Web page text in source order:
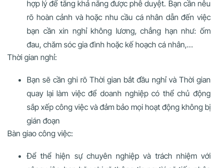
hợp lý để tăng khả năng được phê duyệt. Bạn cần nêu
rõ hoàn cảnh và hoặc nhu cầu cá nhân dẫn đến việc
bạn cần xin nghỉ không lương, chẳng hạn như: ốm
đau, chăm sóc gia đình hoặc kế hoạch cá nhân,…
Thời gian nghỉ:
Bạn sẽ cần ghi rõ Thời gian bắt đầu nghỉ và Thời gian
quay lại làm việc để doanh nghiệp có thể chủ động
sắp xếp công việc và đảm bảo mọi hoạt động không bị
gián đoạn
Bàn giao công việc:
Để thể hiện sự chuyên nghiệp và trách nhiệm với